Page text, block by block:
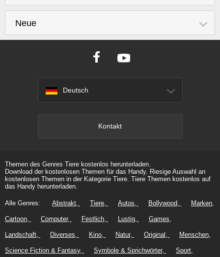
Neue
Deutsch
Kontakt
Themen des Genres Tiere kostenlos herunterladen.
Download der kostenlosen Themen für das Handy. Riesige Auswahl an
kostenlosen Themen in der Kategorie Tiere. Tiere Themen kostenlos auf
das Handy herunterladen.
Alle Genres: Abstrakt Tiere Autos Bollywood Marken
Cartoon Computer Festlich Lustig Games
Landschaft Diverses Kino Natur Original Menschen
Science Fiction & Fantasy Symbole & Sprichwörter Sport